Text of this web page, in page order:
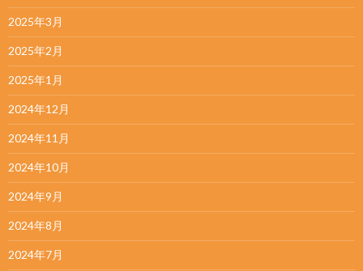
2025年3月
2025年2月
2025年1月
2024年12月
2024年11月
2024年10月
2024年9月
2024年8月
2024年7月